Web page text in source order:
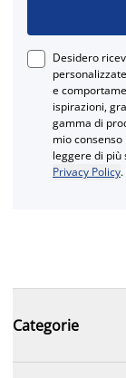
Desidero
e
ispirazioni,
gamma di
mio consenso
leggere di più
Privacy Policy.
Categorie